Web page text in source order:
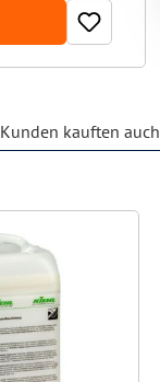
Kunden kauften auch